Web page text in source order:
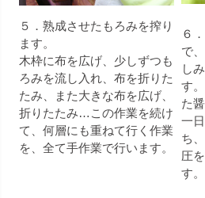
５．熟成させたもろみを搾り
ます。
木枠に布を広げ、少しずつも
ろみを流し入れ、布を折りた
たみ、また大きな布を広げ、
折りたたみ…この作業を続け
て、何層にも重ねて行く作業
を、全て手作業で行います。
６
で
し
す
た
一
ち
圧
す。